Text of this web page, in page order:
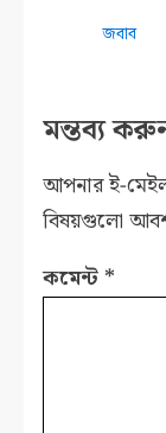
জবাব
মন্তব্য
আপনার ই-মেইল
বিষয়গুলো
কমেন্ট *